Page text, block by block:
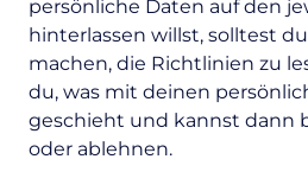
persönliche Daten auf den
hinterlassen willst, solltest
machen, die Richtlinien zu
du, was mit deinen
geschieht und kannst dann
oder ablehnen.